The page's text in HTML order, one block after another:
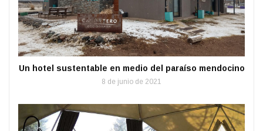
Un hotel sustentable en medio del paraíso mendocino
8 de junio de 2021